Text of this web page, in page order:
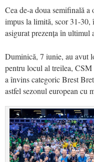
Cea de-a doua semifinală
impus la limită, scor 31-30,
asigurat prezența în ultimul
Duminică, 7 iunie, au avut
pentru locul al treilea,
a învins categoric Brest
astfel sezonul european cu